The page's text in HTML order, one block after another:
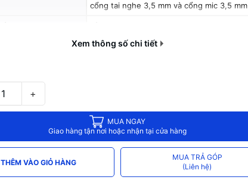
cổng tai nghe 3,5 mm và cổng mic 3,5 mm
Xem thông số chi tiết
+
MUA NGAY
Giao hàng tận nơi hoặc nhận tại cửa hàng
THÊM VÀO GIỎ HÀNG
MUA TRẢ GÓP
(Liên hệ)